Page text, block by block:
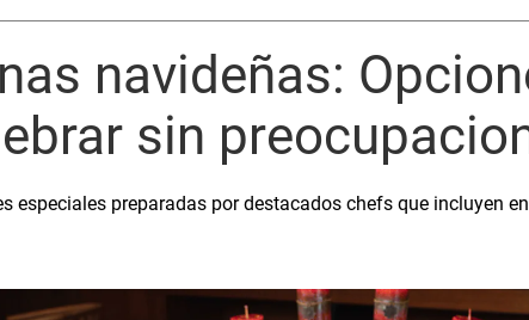
navideñas:
sin
especiales preparadas por destacados chefs que incluyen